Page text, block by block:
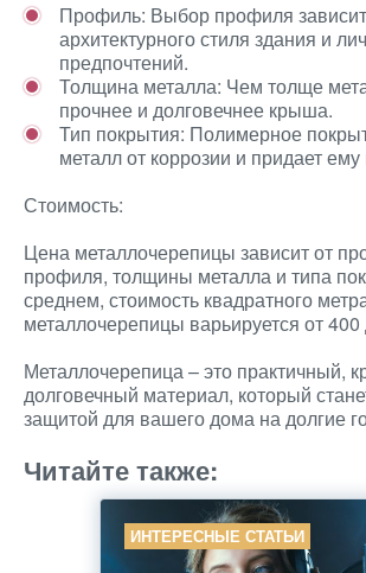
Профиль: Выбор профиля
архитектурного стиля здания и
предпочтений.
Толщина металла: Чем толще
прочнее и долговечнее крыша.
Тип покрытия: Полимерное
металл от коррозии и придает ему
Стоимость:
Цена металлочерепицы зависит от
профиля, толщины металла и типа
среднем, стоимость квадратного
металлочерепицы варьируется от
Металлочерепица – это практичный,
долговечный материал, который
защитой для вашего дома на долгие
Читайте также:
ИНТЕРЕСНЫЕ СТАТЬИ